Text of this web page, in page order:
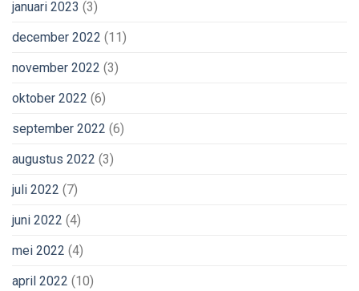
januari 2023 (3)
december 2022 (11)
november 2022 (3)
oktober 2022 (6)
september 2022 (6)
augustus 2022 (3)
juli 2022 (7)
juni 2022 (4)
mei 2022 (4)
april 2022 (10)